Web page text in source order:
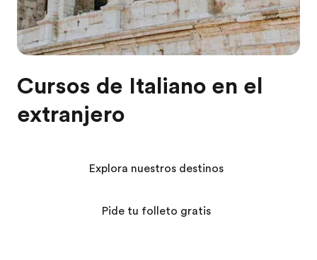
Cursos de Italiano en el
extranjero
Explora nuestros destinos
Pide tu folleto gratis